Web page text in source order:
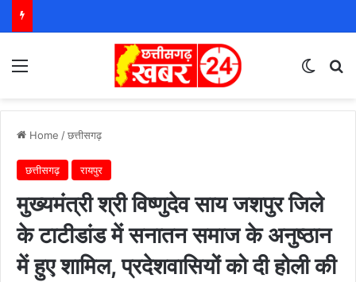
Home /छत्तीसगढ़
छत्तीसगढ़ रायपुर
मुख्यमंत्री श्री विष्णुदेव साय जशपुर जिले
के टाटीडांड में सनातन समाज के अनुष्ठान
में हुए शामिल, प्रदेशवासियों को दी होली की